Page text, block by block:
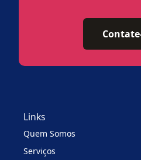
Links
Quem Somos
Serviços